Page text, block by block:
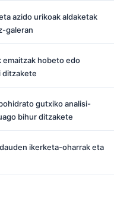
azido urikoak aldaketak
galeran
emaitzak hobeto edo
ditzakete
gutxiko analisi-
bihur ditzakete
ikerketa-oharrak eta